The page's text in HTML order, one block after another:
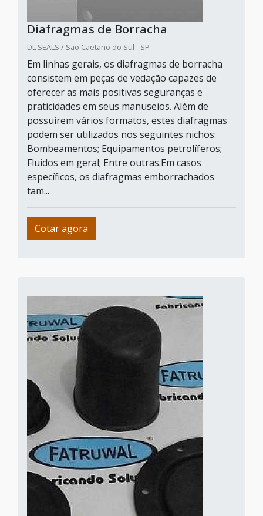
Diafragmas de Borracha
DL SEALS / São Caetano do Sul - SP
Em linhas gerais, os diafragmas de borracha
consistem em peças de vedação capazes de
oferecer as mais positivas seguranças e
praticidades em seus manuseios. Além de
possuírem vários formatos, estes diafragmas
podem ser utilizados nos seguintes nichos:
Bombeamentos; Equipamentos petrolíferos;
Fluidos em geral; Entre outras.Em casos
específicos, os diafragmas emborrachados
tam...
Cotar agora